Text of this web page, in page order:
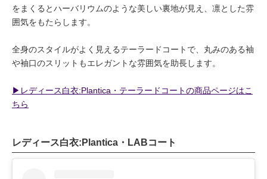
をまくるとハーバリウムのような美しい裏地が見え、凛とした雰
囲気をもたらします。
全身のスタイルがよく見えるテーラードコートで、丸みのある袖
や袖口のスリットもエレガントな雰囲気を助長します。
▶︎レディース白衣:Plantica・テーラードコートの商品ページはこ
ちら
レディース白衣:Plantica・LABコート